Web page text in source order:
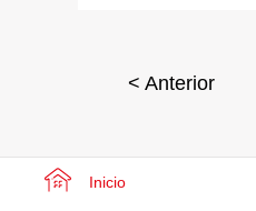
< Anterior
Inicio